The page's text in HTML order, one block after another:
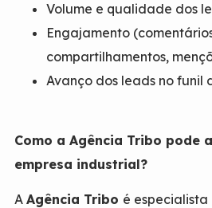
Volume e qualidade dos
Engajamento
compartilhamentos,
Avanço dos leads no funil
Como a Agência Tribo pode
empresa industrial?
A Agência Tribo é